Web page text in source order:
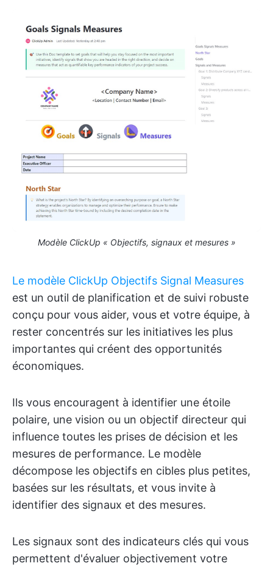
Modèle ClickUp « Objectifs, signaux et mesures »
Le modèle ClickUp Objectifs Signal Measures
est un outil de planification et de suivi robuste
conçu pour vous aider, vous et votre équipe, à
rester concentrés sur les initiatives les plus
importantes qui créent des opportunités
économiques.
Ils vous encouragent à identifier une étoile
polaire, une vision ou un objectif directeur qui
influence toutes les prises de décision et les
mesures de performance. Le modèle
décompose les objectifs en cibles plus petites,
basées sur les résultats, et vous invite à
identifier des signaux et des mesures.
Les signaux sont des indicateurs clés qui vous
permettent d'évaluer objectivement votre